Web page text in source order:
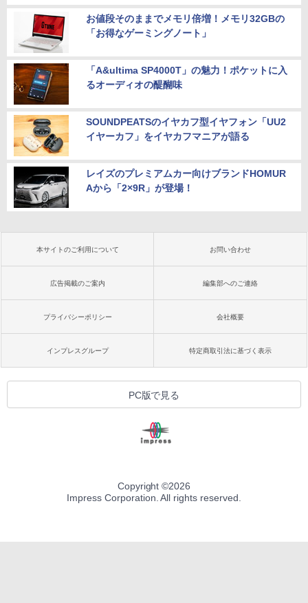
お値段そのままでメモリ倍増！メモリ32GBの
「お得なゲーミングノート」
「A&ultima SP4000T」の魅力！ポケットに入
るオーディオの醍醐味
SOUNDPEATSのイヤカフ型イヤフォン「UU2
イヤーカフ」をイヤカフマニアが語る
レイズのプレミアムカー向けブランドHOMUR
Aから「2×9R」が登場！
本サイトのご利用について お問い合わせ
広告掲載のご案内 編集部へのご連絡
プライバシーポリシー 会社概要
インプレスグループ 特定商取引法に基づく表示
PC版で見る
Copyright ©2026
Impress Corporation. All rights reserved.